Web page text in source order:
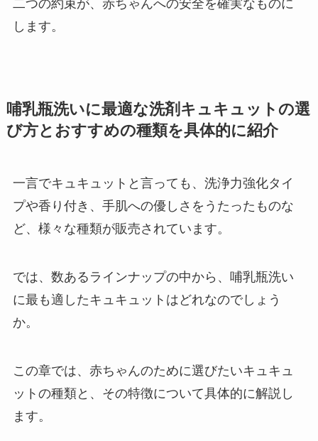
二つの約束が、赤ちゃんへの安全を確実なものに
します。
哺乳瓶洗いに最適な洗剤キュキュットの選
び方とおすすめの種類を具体的に紹介
一言でキュキュットと言っても、洗浄力強化タイ
プや香り付き、手肌への優しさをうたったものな
ど、様々な種類が販売されています。
では、数あるラインナップの中から、哺乳瓶洗い
に最も適したキュキュットはどれなのでしょう
か。
この章では、赤ちゃんのために選びたいキュキュ
ットの種類と、その特徴について具体的に解説し
ます。